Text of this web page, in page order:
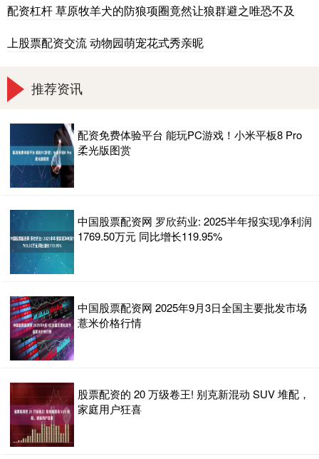
配资杠杆 草原牧羊犬的防狼项圈竟然让狼群避之唯恐不及
上股票配资交流 动物园萌宠花式秀亲昵
推荐资讯
配资免费体验平台 能玩PC游戏！小米平板8 Pro
柔光版图赏
中国股票配资网 罗欣药业: 2025半年报实现净利润
1769.50万元 同比增长119.95%
中国股票配资网 2025年9月3日全国主要批发市场
薏米价格行情
股票配资的 20 万级卷王! 别克新混动 SUV 堆配，
家庭用户狂喜